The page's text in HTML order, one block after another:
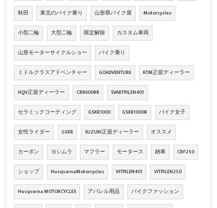
秋田 東北のバイク乗り 山形県バイク屋 Motorcycles
小型二輪 大型二輪 限定解除 カスタム車両
山形モーターサイクルショー バイク乗り
ミドルクラスアドベンチャー GOADVENTURE KTM正規ディーラー
HQV正規ディーラー CBR600RR SVARTPILEN401
セラミックコーティング GSXR1000 GSXR1000R バイク女子
女性ライダー GSXR SUZUKI正規ディーラー オススメ
カーボン ヨシムラ マフラー モータース 納車 CRF250
ショップ HusqvarnaMotorcycles VITPILEN401 VITPILEN250
Husqvarna MOTORCYCLES アパレル用品 バイクファッション